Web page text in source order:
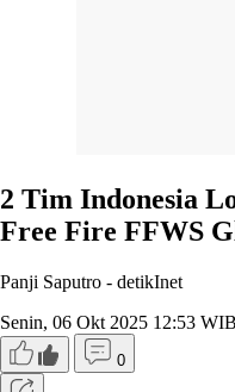
2 Tim Indonesia
Free Fire FFWS
Panji Saputro - detikInet
Senin, 06 Okt 2025 12:53 WIB
0